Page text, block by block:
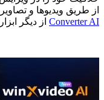
از طریق ویدیوها و تصاویر
Converter AI از دیگر